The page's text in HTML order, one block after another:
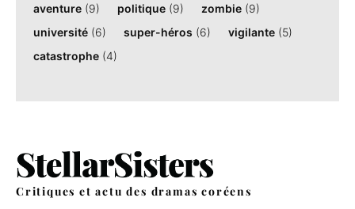
aventure (9) politique (9) zombie (9)
université (6) super-héros (6) vigilante (5)
catastrophe (4)
Critiques et actu des dramas coréens